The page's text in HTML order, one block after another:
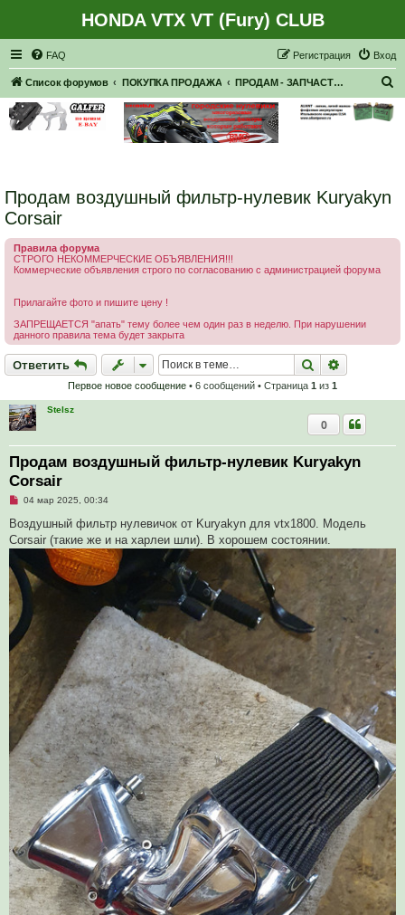
HONDA VTX VT (Fury) CLUB
FAQ Вход
Регистрация
Список форумов ПОКУПКА ПРОДАЖА ПРОДАМ - ЗАПЧАСТИ, НАВЕСНОЕ
Продам воздушный фильтр-нулевик Kuryakyn
Corsair
Правила форума
СТРОГО НЕКОММЕРЧЕСКИЕ ОБЪЯВЛЕНИЯ!!!
Коммерческие объявления строго по согласованию с администрацией форума
Прилагайте фото и пишите цену !
ЗАПРЕЩАЕТСЯ "апать" тему более чем один раз в неделю. При нарушении
данного правила тема будет закрыта
Ответить
Ответить Поиск
Первое новое сообщение • 6 сообщений • Страница 1 из 1
Stelsz
Продам воздушный фильтр-нулевик Kuryakyn
Corsair
0
Н
п
о
и
а
н
о
с
о
б
е
н
и
04 мар 2025, 00:34
Воздушный фильтр нулевичок от Kuryakyn для vtx1800. Модель
Corsair (такие же и на харлеи шли). В хорошем состоянии.